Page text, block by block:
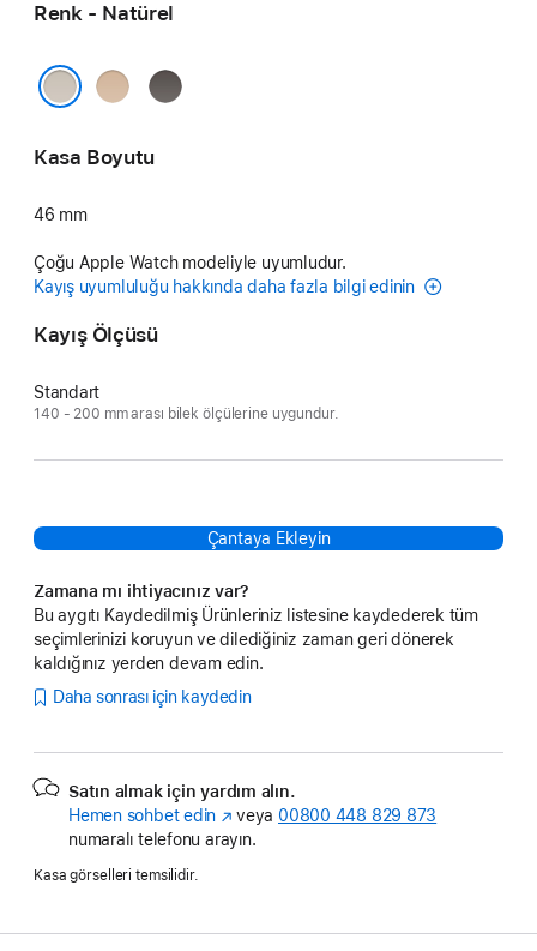
Renk - Natürel
Altın Arduvaz
Kasa Boyutu
46 mm
Çoğu Apple Watch modeliyle uyumludur.
Kayış uyumluluğu hakkında daha fazla bilgi edinin
Kayış Ölçüsü
Standart
140 - 200 mm arası bilek ölçülerine uygundur.
Çantaya Ekleyin
Zamana mı ihtiyacınız var?
Bu aygıtı Kaydedilmiş Ürünleriniz listesine kaydederek tüm
seçimlerinizi koruyun ve dilediğiniz zaman geri dönerek
kaldığınız yerden devam edin.
Daha sonrası için kaydedin
Satın almak için yardım alın.
Hemen sohbet edin (Yeni
pencerede
veya 00800 448 829 873
numaralı telefonu arayın.
Kasa görselleri temsilidir.